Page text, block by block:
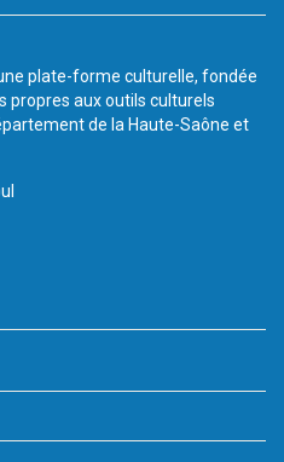
plate-forme culturelle, fondée
propres aux outils culturels
de la Haute-Saône et